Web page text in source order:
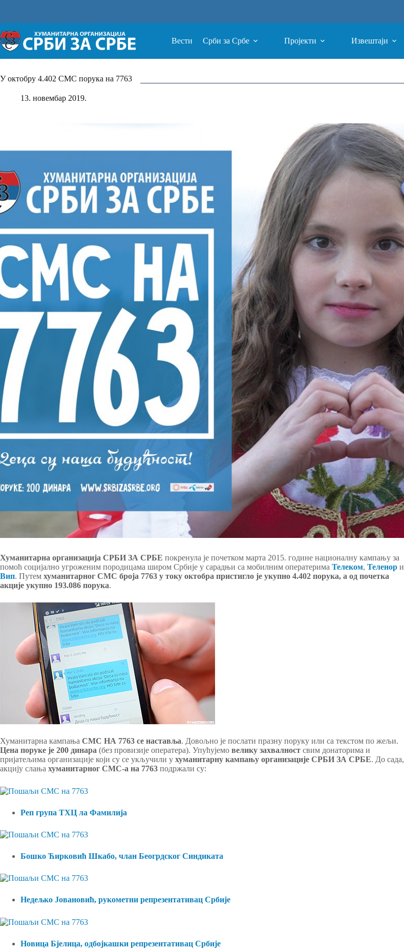
Вести Срби за Србе Пројекти Извештаји
У октобру 4.402 СМС порука на 7763
13. новембар 2019.
Хуманитарна организација СРБИ ЗА СРБЕ покренула је почетком марта 2015. године националну кампању за
помоћ социјално угроженим породицама широм Србије у сарадњи са мобилним оператерима Телеком, Теленор и
Вип. Путем хуманитарног СМС броја 7763 у току октобра пристигло је укупно 4.402 порука, а од почетка
акције укупно 193.086 порука.
Хуманитарна кампања СМС НА 7763 се наставља. Довољно је послати празну поруку или са текстом по жељи.
Цена поруке је 200 динара (без провизије оператера). Упућујемо велику захвалност свим донаторима и
пријатељима организације који су се укључили у хуманитарну кампању организације СРБИ ЗА СРБЕ. До сада,
акцију слања хуманитарног СМС-а на 7763 подржали су:
Реп група ТХЦ ла Фамилија
Бошко Ћирковић Шкабо, члан Беогрдског Синдиката
Недељко Јовановић, рукометни репрезентативац Србије
Новица Бјелица, одбојкашки репрезентативац Србије